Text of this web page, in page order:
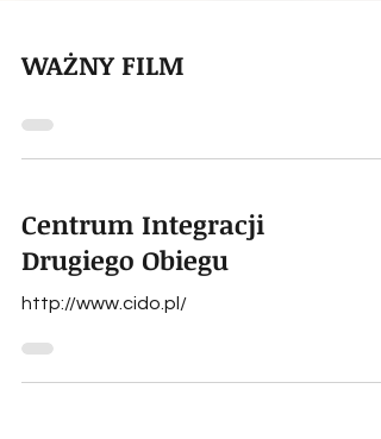
Centrum Integracji
Drugiego Obiegu
http://www.cido.pl/